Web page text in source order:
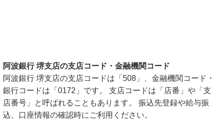
阿波銀行 堺支店の支店コード・金融機関コード
阿波銀行 堺支店の支店コードは「508」、金融機関コード・
銀行コードは「0172」です。 支店コードは「店番」や「支
店番号」と呼ばれることもあります。 振込先登録や給与振
込、口座情報の確認時にご利用ください。